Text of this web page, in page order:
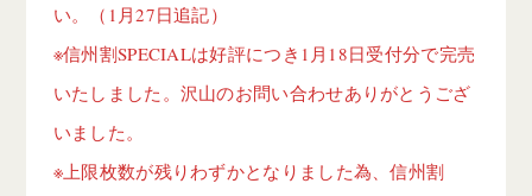
い。（1月27日追記）
※信州割SPECIALは好評につき1月18日受付分で完売
いたしました。沢山のお問い合わせありがとうござ
いました。
※上限枚数が残りわずかとなりました為、信州割